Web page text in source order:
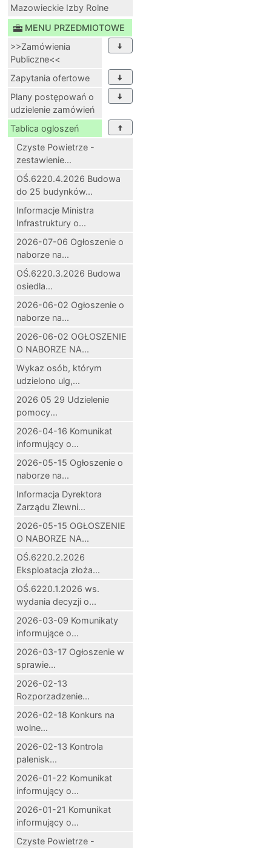
Mazowieckie Izby Rolne
MENU PRZEDMIOTOWE
>>Zamówienia
Publiczne<<
Zapytania ofertowe
Plany postępowań o
udzielenie zamówień
Tablica ogloszeń
Czyste Powietrze -
zestawienie...
OŚ.6220.4.2026 Budowa
do 25 budynków...
Informacje Ministra
Infrastruktury o...
2026-07-06 Ogłoszenie o
naborze na...
OŚ.6220.3.2026 Budowa
osiedla...
2026-06-02 Ogłoszenie o
naborze na...
2026-06-02 OGŁOSZENIE
O NABORZE NA...
Wykaz osób, którym
udzielono ulg,...
2026 05 29 Udzielenie
pomocy...
2026-04-16 Komunikat
informujący o...
2026-05-15 Ogłoszenie o
naborze na...
Informacja Dyrektora
Zarządu Zlewni...
2026-05-15 OGŁOSZENIE
O NABORZE NA...
OŚ.6220.2.2026
Eksploatacja złoża...
OŚ.6220.1.2026 ws.
wydania decyzji o...
2026-03-09 Komunikaty
informujące o...
2026-03-17 Ogłoszenie w
sprawie...
2026-02-13
Rozporzadzenie...
2026-02-18 Konkurs na
wolne...
2026-02-13 Kontrola
palenisk...
2026-01-22 Komunikat
informujący o...
2026-01-21 Komunikat
informujący o...
Czyste Powietrze -